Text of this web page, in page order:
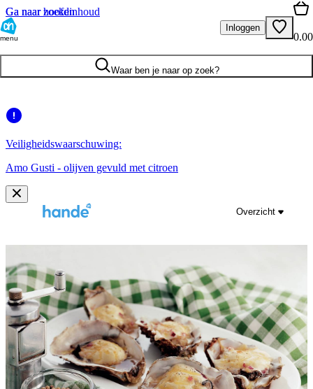
Ga naar hoofdinhoud
Ga naar zoeken
menu
Inloggen
0.00
Waar ben je naar op zoek?
Veiligheidswaarschuwing:
Amo Gusti - olijven gevuld met citroen
Overzicht